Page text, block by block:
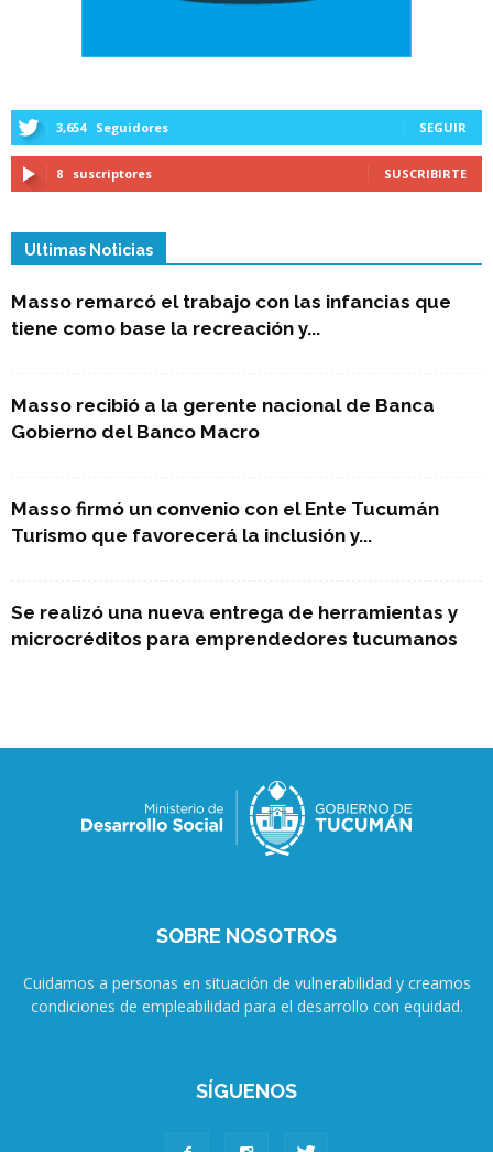
3,654 Seguidores SEGUIR
8 suscriptores SUSCRIBIRTE
Ultimas Noticias
Masso remarcó el trabajo con las infancias que
tiene como base la recreación y...
Masso recibió a la gerente nacional de Banca
Gobierno del Banco Macro
Masso firmó un convenio con el Ente Tucumán
Turismo que favorecerá la inclusión y...
Se realizó una nueva entrega de herramientas y
microcréditos para emprendedores tucumanos
SOBRE NOSOTROS
Cuidamos a personas en situación de vulnerabilidad y creamos
condiciones de empleabilidad para el desarrollo con equidad.
SÍGUENOS